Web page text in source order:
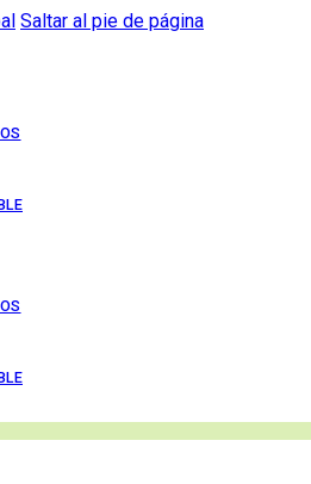
Saltar al pie de página